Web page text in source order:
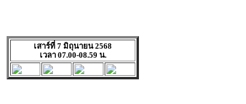
เสาร์ที่ 7 มิถุนายน 2568
เวลา 07.00-08.59 น.